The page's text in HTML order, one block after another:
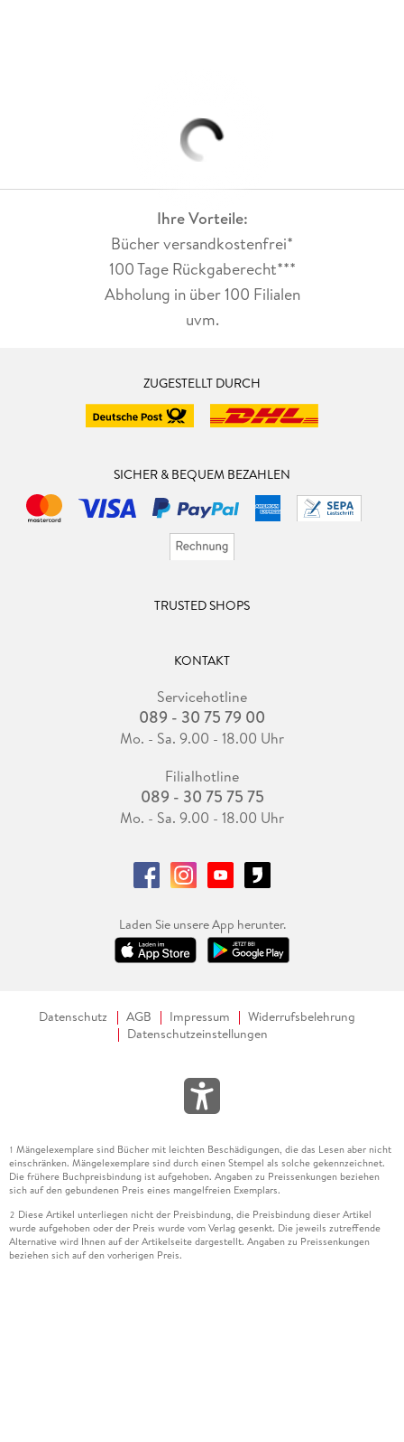
Ihre Vorteile:
Bücher versandkostenfrei*
100 Tage Rückgaberecht***
Abholung in über 100 Filialen
uvm.
ZUGESTELLT DURCH
SICHER & BEQUEM BEZAHLEN
TRUSTED SHOPS
KONTAKT
Servicehotline
089 - 30 75 79 00
Mo. - Sa. 9.00 - 18.00 Uhr
Filialhotline
089 - 30 75 75 75
Mo. - Sa. 9.00 - 18.00 Uhr
Laden Sie unsere App herunter.
Datenschutz AGB Impressum
Widerrufsbelehrung
Datenschutzeinstellungen
1 Mängelexemplare sind Bücher mit leichten Beschädigungen, die das Lesen aber nicht
einschränken. Mängelexemplare sind durch einen Stempel als solche gekennzeichnet.
Die frühere Buchpreisbindung ist aufgehoben. Angaben zu Preissenkungen beziehen
sich auf den gebundenen Preis eines mangelfreien Exemplars.
2 Diese Artikel unterliegen nicht der Preisbindung, die Preisbindung dieser Artikel
wurde aufgehoben oder der Preis wurde vom Verlag gesenkt. Die jeweils zutreffende
Alternative wird Ihnen auf der Artikelseite dargestellt. Angaben zu Preissenkungen
beziehen sich auf den vorherigen Preis.